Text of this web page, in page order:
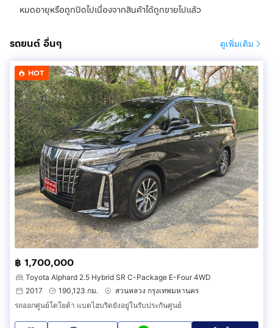
หมดอายุหรือถูกปิดไปเนื่องจากสินค้าได้ถูกขายไปแล้ว
รถยนต์ อื่นๆ ดูเพิ่มเติม
HOT
฿ 1,700,000
Toyota Alphard 2.5 Hybrid SR C-Package E-Four 4WD
2017
190,123 กม.
สวนหลวง กรุงเทพมหานคร
รถออกศูนย์โตโยต้า แบตไฮบริดยังอยู่ในรับประกันศูนย์